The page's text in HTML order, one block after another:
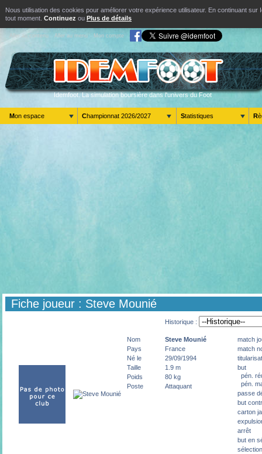
Nous utilisation des cookies pour améliorer votre expérience utilisateur. En continuant
tout moment. Continuez ou Plus de détails
Aller au contenu Aller au menu Mon compte
Idemfoot. La simulation boursière dans l'univers du Foot
Mon espace Championnat 2026/2027 Statistiques
Fiche joueur : Steve Mounié
Historique :
Nom Steve Mounié
Pays
France
Né le
29/09/1994
Taille
1.9 m
Poids
80 kg
Poste
Attaquant
match
match
but
pén.
pén.
passe
but
carton
arrêt
but en
sélection